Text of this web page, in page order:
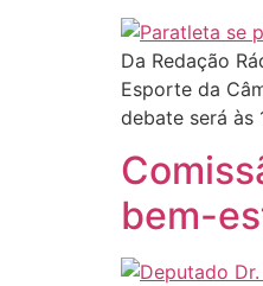
Da Redação
Esporte da
debate será às
bem-